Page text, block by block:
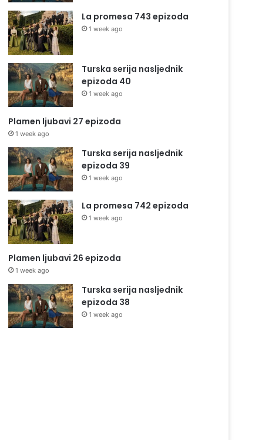
La promesa 743 epizoda
1 week ago
Turska serija nasljednik
epizoda 40
1 week ago
Plamen ljubavi 27 epizoda
1 week ago
Turska serija nasljednik
epizoda 39
1 week ago
La promesa 742 epizoda
1 week ago
Plamen ljubavi 26 epizoda
1 week ago
Turska serija nasljednik
epizoda 38
1 week ago